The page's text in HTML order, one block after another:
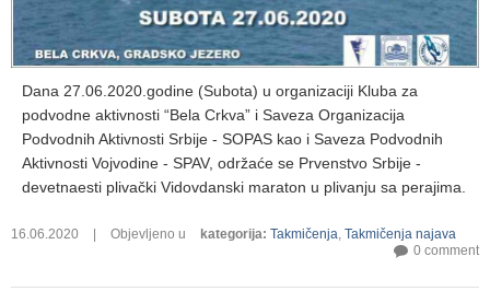
Dana 27.06.2020.godine (Subota) u organizaciji Kluba za
podvodne aktivnosti “Bela Crkva” i Saveza Organizacija
Podvodnih Aktivnosti Srbije - SOPAS kao i Saveza Podvodnih
Aktivnosti Vojvodine - SPAV, održaće se Prvenstvo Srbije -
devetnaesti plivački Vidovdanski maraton u plivanju sa perajima.
16.06.2020 Objevljeno u kategorija: Takmičenja, Takmičenja najava
0 comment